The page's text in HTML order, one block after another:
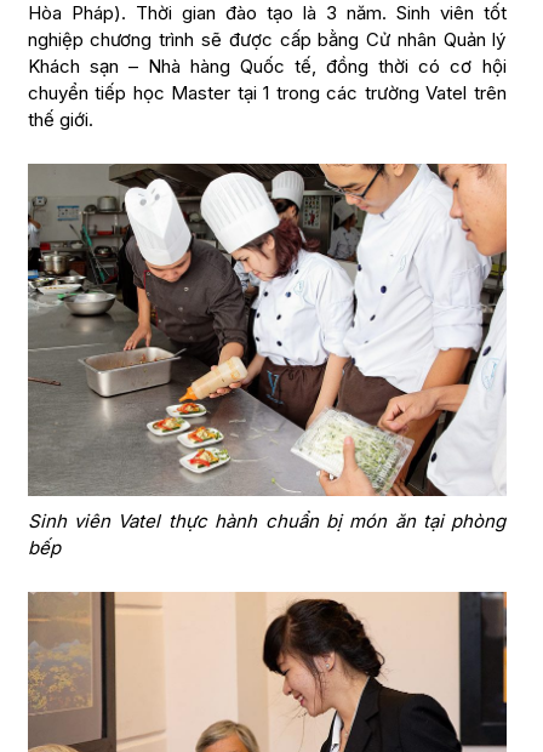
Hòa Pháp). Thời gian đào tạo là 3 năm. Sinh viên tốt
nghiệp chương trình sẽ được cấp bằng Cử nhân Quản lý
Khách sạn – Nhà hàng Quốc tế, đồng thời có cơ hội
chuyển tiếp học Master tại 1 trong các trường Vatel trên
thế giới.
Sinh viên Vatel thực hành chuẩn bị món ăn tại phòng
bếp